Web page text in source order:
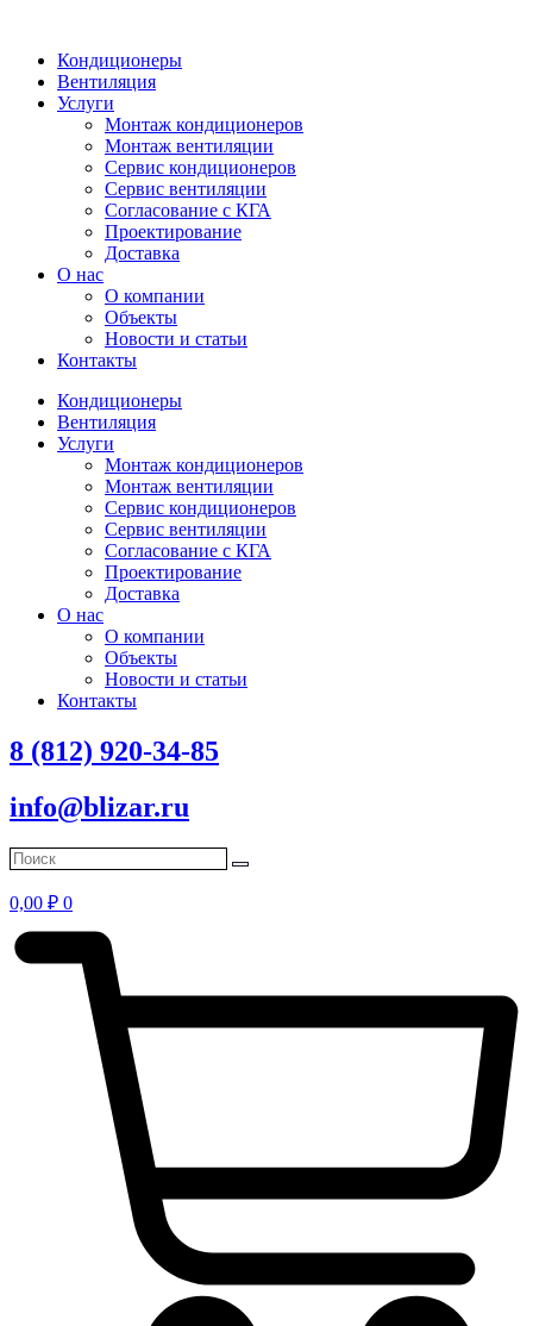
Кондиционеры
Вентиляция
Услуги
Монтаж кондиционеров
Монтаж вентиляции
Сервис кондиционеров
Сервис вентиляции
Согласование с КГА
Проектирование
Доставка
О нас
О компании
Объекты
Новости и статьи
Контакты
Кондиционеры
Вентиляция
Услуги
Монтаж кондиционеров
Монтаж вентиляции
Сервис кондиционеров
Сервис вентиляции
Согласование с КГА
Проектирование
Доставка
О нас
О компании
Объекты
Новости и статьи
Контакты
8 (812) 920-34-85
info@blizar.ru
0,00 ₽ 0